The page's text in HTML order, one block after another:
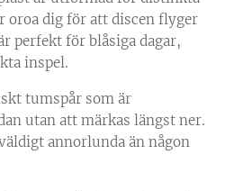
oroa dig för att discen flyger
perfekt för blåsiga dagar,
inspel.
tumspår som är
utan att märkas längst ner.
annorlunda än någon